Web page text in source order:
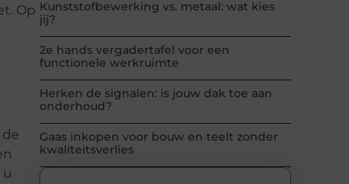
Op Kunststofbewerking vs. metaal: wat kies
jij?
2e hands vergadertafel voor een
functionele werkruimte
Herken de signalen: is jouw dak toe aan
onderhoud?
Gaas inkopen voor bouw en teelt zonder
kwaliteitsverlies